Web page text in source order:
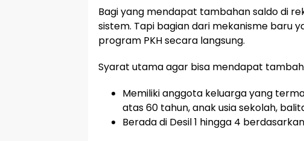
Bagi yang mendapat tambahan saldo di
sistem. Tapi bagian dari mekanisme baru
program PKH secara langsung.
Syarat utama agar bisa mendapat
Memiliki anggota keluarga yang
atas 60 tahun, anak usia sekolah,
Berada di Desil 1 hingga 4